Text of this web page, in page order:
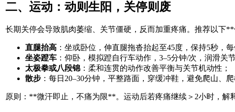
二、运动：动则生阳，关停则废
长期关停会导致肌肉萎缩、关节僵硬，反而加重疼痛。推荐以下
直腿抬高 ：坐或卧位，伸直腿拖沓抬起至45度，保持5秒，
坐姿蹬车 ：仰卧，模拟蹬自行车动作，3–5分钟/次，润滑关节
太极拳或八段锦 ：柔和连贯的动作改善平衡与关节机动性；
散步 ：每日20–30分钟，平整路面，穿缓冲鞋，避免爬山、爬
原则：**微汗即止，不痛为限**。运动后若疼痛继续＞2小时，解